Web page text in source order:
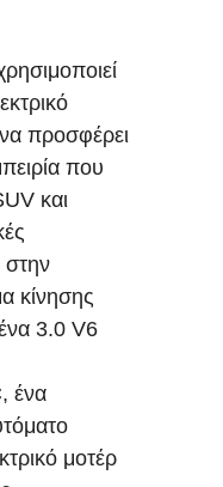
προσφέρει
που
και
στην
κίνησης
3.0 V6
ένα
μοτέρ